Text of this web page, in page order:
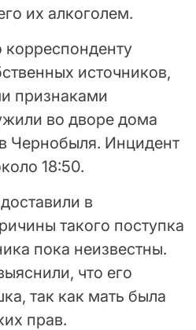
их алкоголем.
корреспонденту
источников,
признаками
во дворе дома
Чернобыля. Инцидент
18:50.
в
такого поступка
пока неизвестны.
что его
так как мать была
прав.